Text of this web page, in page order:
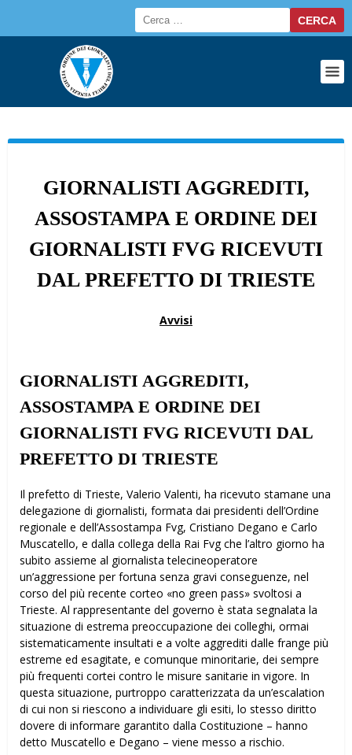
GIORNALISTI AGGREDITI,
ASSOSTAMPA E ORDINE DEI
GIORNALISTI FVG RICEVUTI
DAL PREFETTO DI TRIESTE
Avvisi
GIORNALISTI AGGREDITI,
ASSOSTAMPA E ORDINE DEI
GIORNALISTI FVG RICEVUTI DAL
PREFETTO DI TRIESTE
Il prefetto di Trieste, Valerio Valenti, ha ricevuto stamane una
delegazione di giornalisti, formata dai presidenti dell’Ordine
regionale e dell’Assostampa Fvg, Cristiano Degano e Carlo
Muscatello, e dalla collega della Rai Fvg che l’altro giorno ha
subito assieme al giornalista telecineoperatore
un’aggressione per fortuna senza gravi conseguenze, nel
corso del più recente corteo «no green pass» svoltosi a
Trieste. Al rappresentante del governo è stata segnalata la
situazione di estrema preoccupazione dei colleghi, ormai
sistematicamente insultati e a volte aggrediti dalle frange più
estreme ed esagitate, e comunque minoritarie, dei sempre
più frequenti cortei contro le misure sanitarie in vigore. In
questa situazione, purtroppo caratterizzata da un’escalation
di cui non si riescono a individuare gli esiti, lo stesso diritto
dovere di informare garantito dalla Costituzione – hanno
detto Muscatello e Degano – viene messo a rischio.